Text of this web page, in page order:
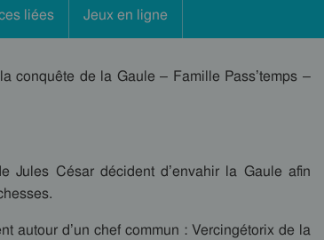
liées Jeux en ligne
conquête de la Gaule – Famille Pass’temps –
Jules César décident d’envahir la Gaule afin
autour d’un chef commun : Vercingétorix de la